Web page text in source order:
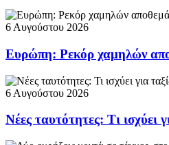
6 Αυγούστου 2026
Ευρώπη: Ρεκόρ χαμηλών
6 Αυγούστου 2026
Νέες ταυτότητες: Τι ισχύει